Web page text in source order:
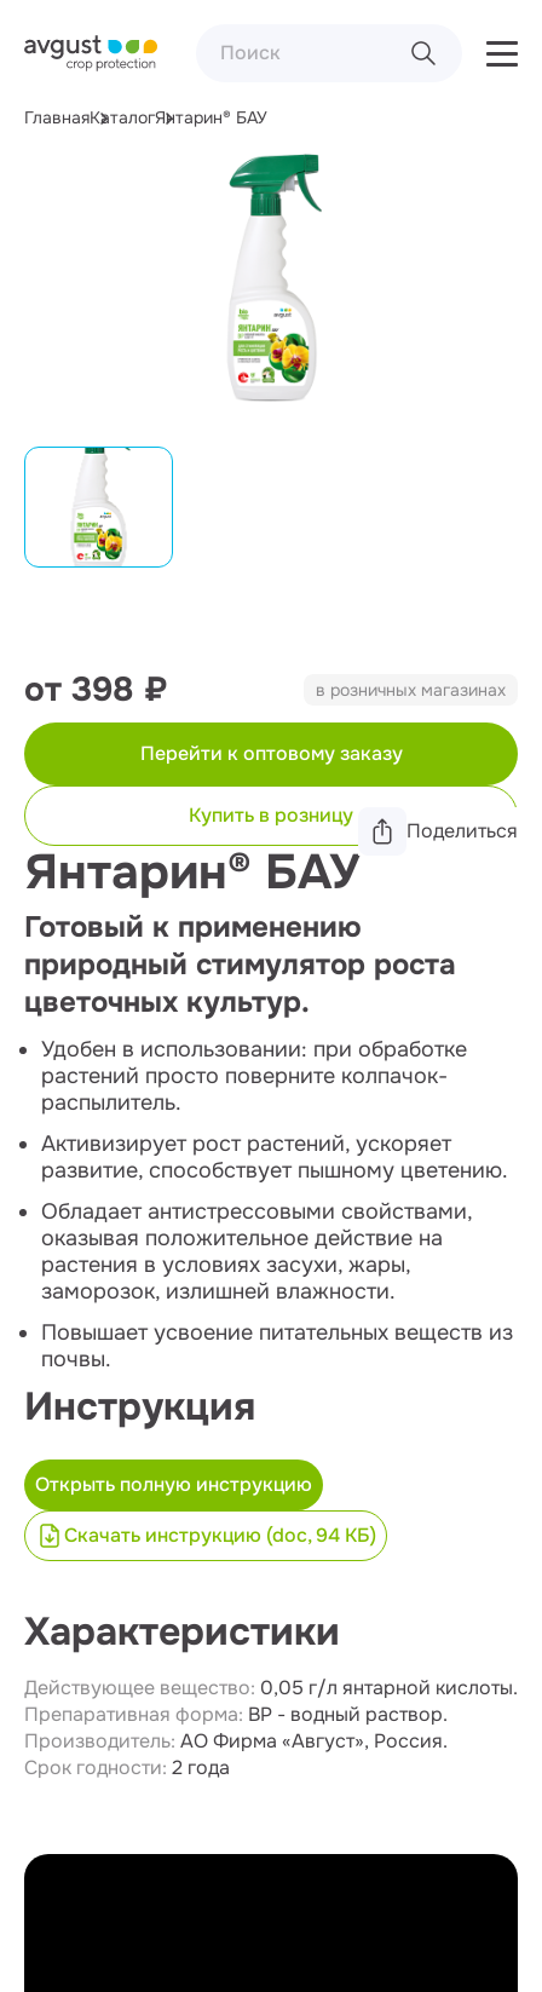
ГлавнаяКаталогЯнтарин® БАУ
Фасовка:
от 398 ₽ в розничных магазинах
Перейти к оптовому заказу
Купить в розницу
Поделиться
Янтарин® БАУ
Готовый к применению
природный стимулятор роста
цветочных культур.
Удобен в использовании: при обработке
растений просто поверните колпачок-
распылитель.
Активизирует рост растений, ускоряет
развитие, способствует пышному цветению.
Обладает антистрессовыми свойствами,
оказывая положительное действие на
растения в условиях засухи, жары,
заморозок, излишней влажности.
Повышает усвоение питательных веществ из
почвы.
Инструкция
Открыть полную инструкцию
Скачать инструкцию (doc, 94 КБ)
Характеристики
Действующее вещество: 0,05 г/л янтарной кислоты.
Препаративная форма: ВР - водный раствор.
Производитель: АО Фирма «Август», Россия.
Срок годности: 2 года